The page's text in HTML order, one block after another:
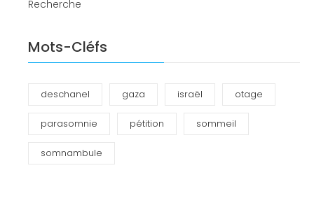
Recherche
Mots-Cléfs
deschanel gaza israël otage
parasomnie pétition sommeil
somnambule